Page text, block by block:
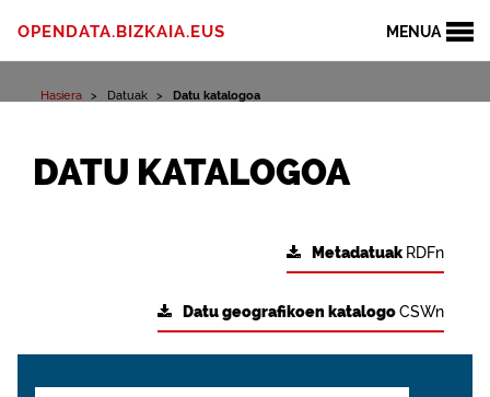
MENUA
OPENDATA.BIZKAIA.EUS
Hasiera Datuak Datu katalogoa
DATU KATALOGOA
Metadatuak RDFn
Datu geografikoen katalogoCSWn